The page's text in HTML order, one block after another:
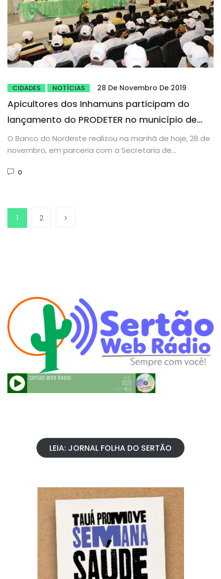
CIDADES NOTÍCIAS 28 De Novembro De 2019
Apicultores dos Inhamuns participam do
lançamento do PRODETER no município de
Parambu
O Banco do Nordeste realizou na manhã de hoje, 28 de
novembro, em parceria com a Secretaria de
0
1 2
LEIA: JORNAL FOLHA DO SERTÃO